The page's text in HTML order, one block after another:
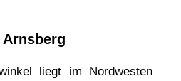
liegt im Nordwesten